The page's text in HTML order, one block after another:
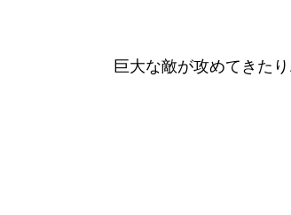
巨大な敵が攻めてきた